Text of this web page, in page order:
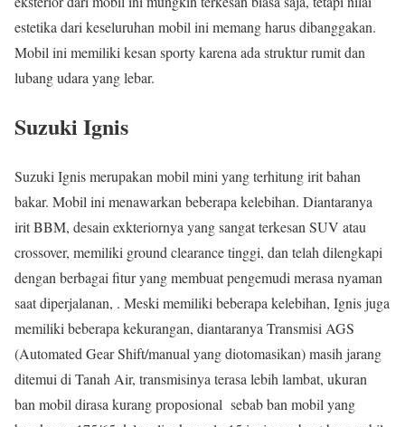
estetika dari keseluruhan mobil ini memang harus dibanggakan.
Mobil ini memiliki kesan sporty karena ada struktur rumit dan
lubang udara yang lebar.
Suzuki Ignis
Suzuki Ignis merupakan mobil mini yang terhitung irit bahan
bakar. Mobil ini menawarkan beberapa kelebihan. Diantaranya
irit BBM, desain exkteriornya yang sangat terkesan SUV atau
crossover, memiliki ground clearance tinggi, dan telah dilengkapi
dengan berbagai fitur yang membuat pengemudi merasa nyaman
saat diperjalanan, . Meski memiliki beberapa kelebihan, Ignis juga
memiliki beberapa kekurangan, diantaranya Transmisi AGS
(Automated Gear Shift/manual yang diotomasikan) masih jarang
ditemui di Tanah Air, transmisinya terasa lebih lambat, ukuran
ban mobil dirasa kurang proposional sebab ban mobil yang